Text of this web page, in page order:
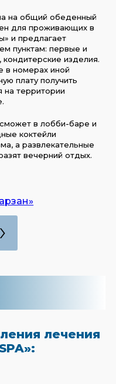
на общий обеденный
для проживающих в
и предлагает
пунктам: первые и
кондитерские изделия.
в номерах иной
плату получить
на территории
в лобби-баре и
коктейли
а развлекательные
вечерний отдых.
›
лечения